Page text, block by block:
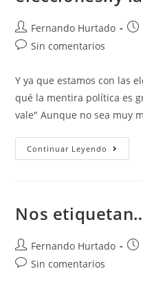
Fernando Hurtado
Sin comentarios
Y ya que estamos con las
qué la mentira política es
vale" Aunque no sea muy
Continuar Leyendo
Nos
Fernando Hurtado
Sin comentarios